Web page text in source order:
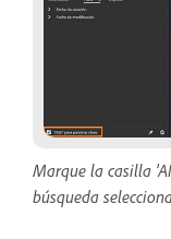
Marque la casilla
búsqueda